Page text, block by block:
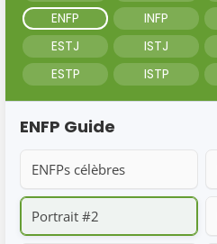
ENFP
INFP
ESTJ
ISTJ
ESTP
ISTP
ENFP Guide
ENFPs célèbres
Portrait #2